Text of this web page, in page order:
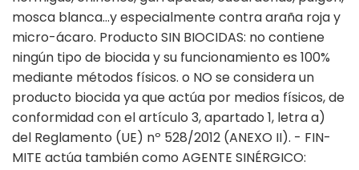
mosca blanca…y especialmente contra araña roja y
micro-ácaro. Producto SIN BIOCIDAS: no contiene
ningún tipo de biocida y su funcionamiento es 100%
mediante métodos físicos. o NO se considera un
producto biocida ya que actúa por medios físicos, de
conformidad con el artículo 3, apartado 1, letra a)
del Reglamento (UE) nº 528/2012 (ANEXO II). - FIN-
MITE actúa también como AGENTE SINÉRGICO: